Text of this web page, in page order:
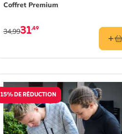
Coffret Premium
31,49
34,99
15% DE RÉDUCTION